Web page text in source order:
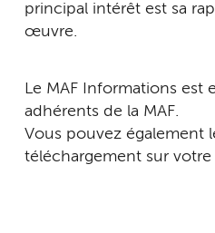
principal intérêt est sa
œuvre.
Le MAF Informations est
adhérents de la MAF.
Vous pouvez également
téléchargement sur votre